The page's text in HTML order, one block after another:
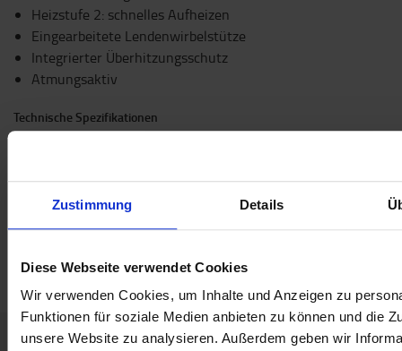
Zustimmung Details
Diese Webseite verwendet Cookies
Wir verwenden Cookies, um Inhalte und Anzeigen zu
Funktionen für soziale Medien anbieten zu können und die
unsere Website zu analysieren. Außerdem geben wir
Heizstufe 2: schnelles Aufheizen
Eingearbeitete Lendenwirbelstütze
Integrierter Überhitzungsschutz
Atmungsaktiv
Technische Spezifikationen
Spezifikation
Gewicht:1kg